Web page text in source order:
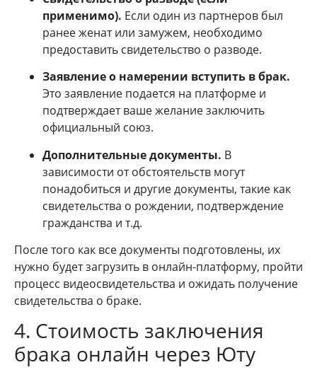
применимо). Если один из партнеров был
ранее женат или замужем, необходимо
предоставить свидетельство о разводе.
Заявление о намерении вступить в брак.
Это заявление подается на платформе и
подтверждает ваше желание заключить
официальный союз.
Дополнительные документы. В
зависимости от обстоятельств могут
понадобиться и другие документы, такие как
свидетельства о рождении, подтверждение
гражданства и т.д.
После того как все документы подготовлены, их
нужно будет загрузить в онлайн-платформу, пройти
процесс видеосвидетельства и ожидать получение
свидетельства о браке.
4. Стоимость заключения
брака онлайн через Юту